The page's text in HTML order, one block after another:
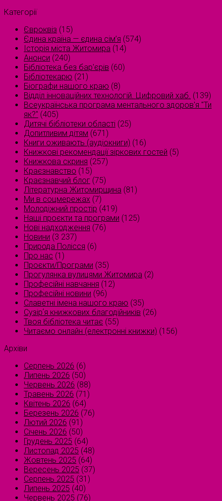
Категорії
Євроквіз (15)
Єдина країна — єдина сім’я (574)
Історія міста Житомира (14)
Анонси (240)
Бібліотека без бар'єрів (60)
Бібліотекарю (21)
Біографи нашого краю (8)
Відділ інноваційних технологій. Цифровий хаб. (139)
Всеукраїнська програма ментального здоров'я "Ти
як?" (405)
Дитячі бібліотеки області (25)
Допитливим дітям (671)
Книги оживають (аудіокниги) (16)
Книжкові рекомендації зіркових гостей (5)
Книжкова скриня (257)
Краєзнавство (15)
Краєзнавчий блог (75)
Літературна Житомирщина (81)
Ми в соцмережах (7)
Молодіжний простір (419)
Наші проєкти та програми (125)
Нові надходження (76)
Новини (3 237)
Природа Полісся (6)
Про нас (1)
Проєкти/Програми (35)
Прогулянка вулицями Житомира (2)
Професійні навчання (12)
Професійні новини (96)
Славетні імена нашого краю (35)
Сузірʼя книжкових благодійників (26)
Твоя бібліотека читає (55)
Читаємо онлайн (електронні книжки) (156)
Архіви
Серпень 2026 (6)
Липень 2026 (50)
Червень 2026 (88)
Травень 2026 (71)
Квітень 2026 (64)
Березень 2026 (76)
Лютий 2026 (91)
Січень 2026 (50)
Грудень 2025 (64)
Листопад 2025 (48)
Жовтень 2025 (64)
Вересень 2025 (37)
Серпень 2025 (31)
Липень 2025 (40)
Червень 2025 (76)